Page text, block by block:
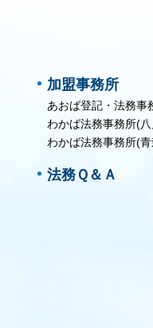
加盟事務所
あおば登記・法務事
わかば法務事務所(
わかば法務事務所(
法務Ｑ＆Ａ